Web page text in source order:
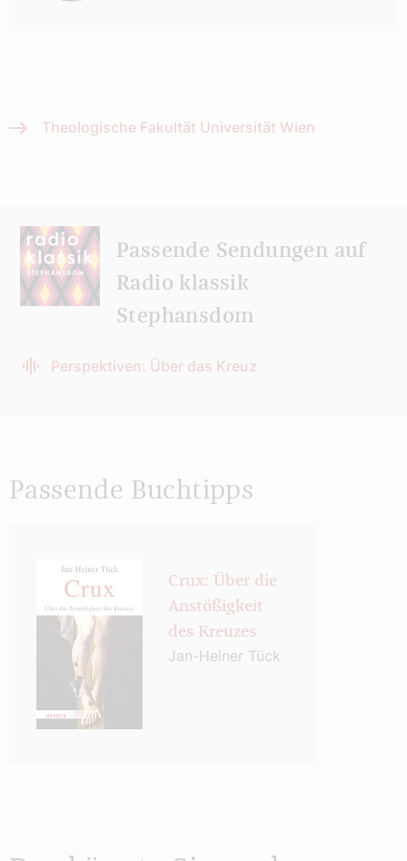
Theologische Fakultät Universität Wien
Passende Sendungen auf
Radio klassik
Stephansdom
Perspektiven: Über das Kreuz
Passende Buchtipps
Crux: Über die
Anstößigkeit
des Kreuzes
Jan-Heiner Tück